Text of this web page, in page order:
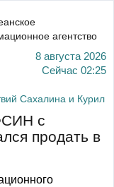
агентство
8 августа 2026
Сейчас 02:25
Сахалина и Курил
с
продать в